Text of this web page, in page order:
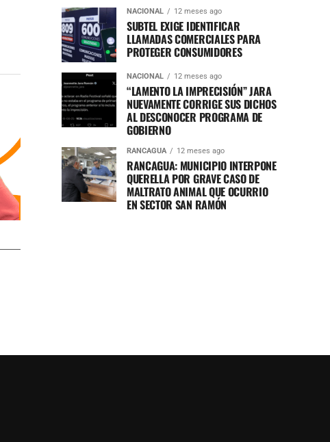
NACIONAL 12 meses ago
SUBTEL EXIGE IDENTIFICAR
LLAMADAS COMERCIALES PARA
PROTEGER CONSUMIDORES
NACIONAL 12 meses ago
“LAMENTO LA IMPRECISIÓN” JARA
NUEVAMENTE CORRIGE SUS DICHOS
AL DESCONOCER PROGRAMA DE
GOBIERNO
RANCAGUA 12 meses ago
RANCAGUA: MUNICIPIO INTERPONE
QUERELLA POR GRAVE CASO DE
MALTRATO ANIMAL QUE OCURRIO
EN SECTOR SAN RAMÓN